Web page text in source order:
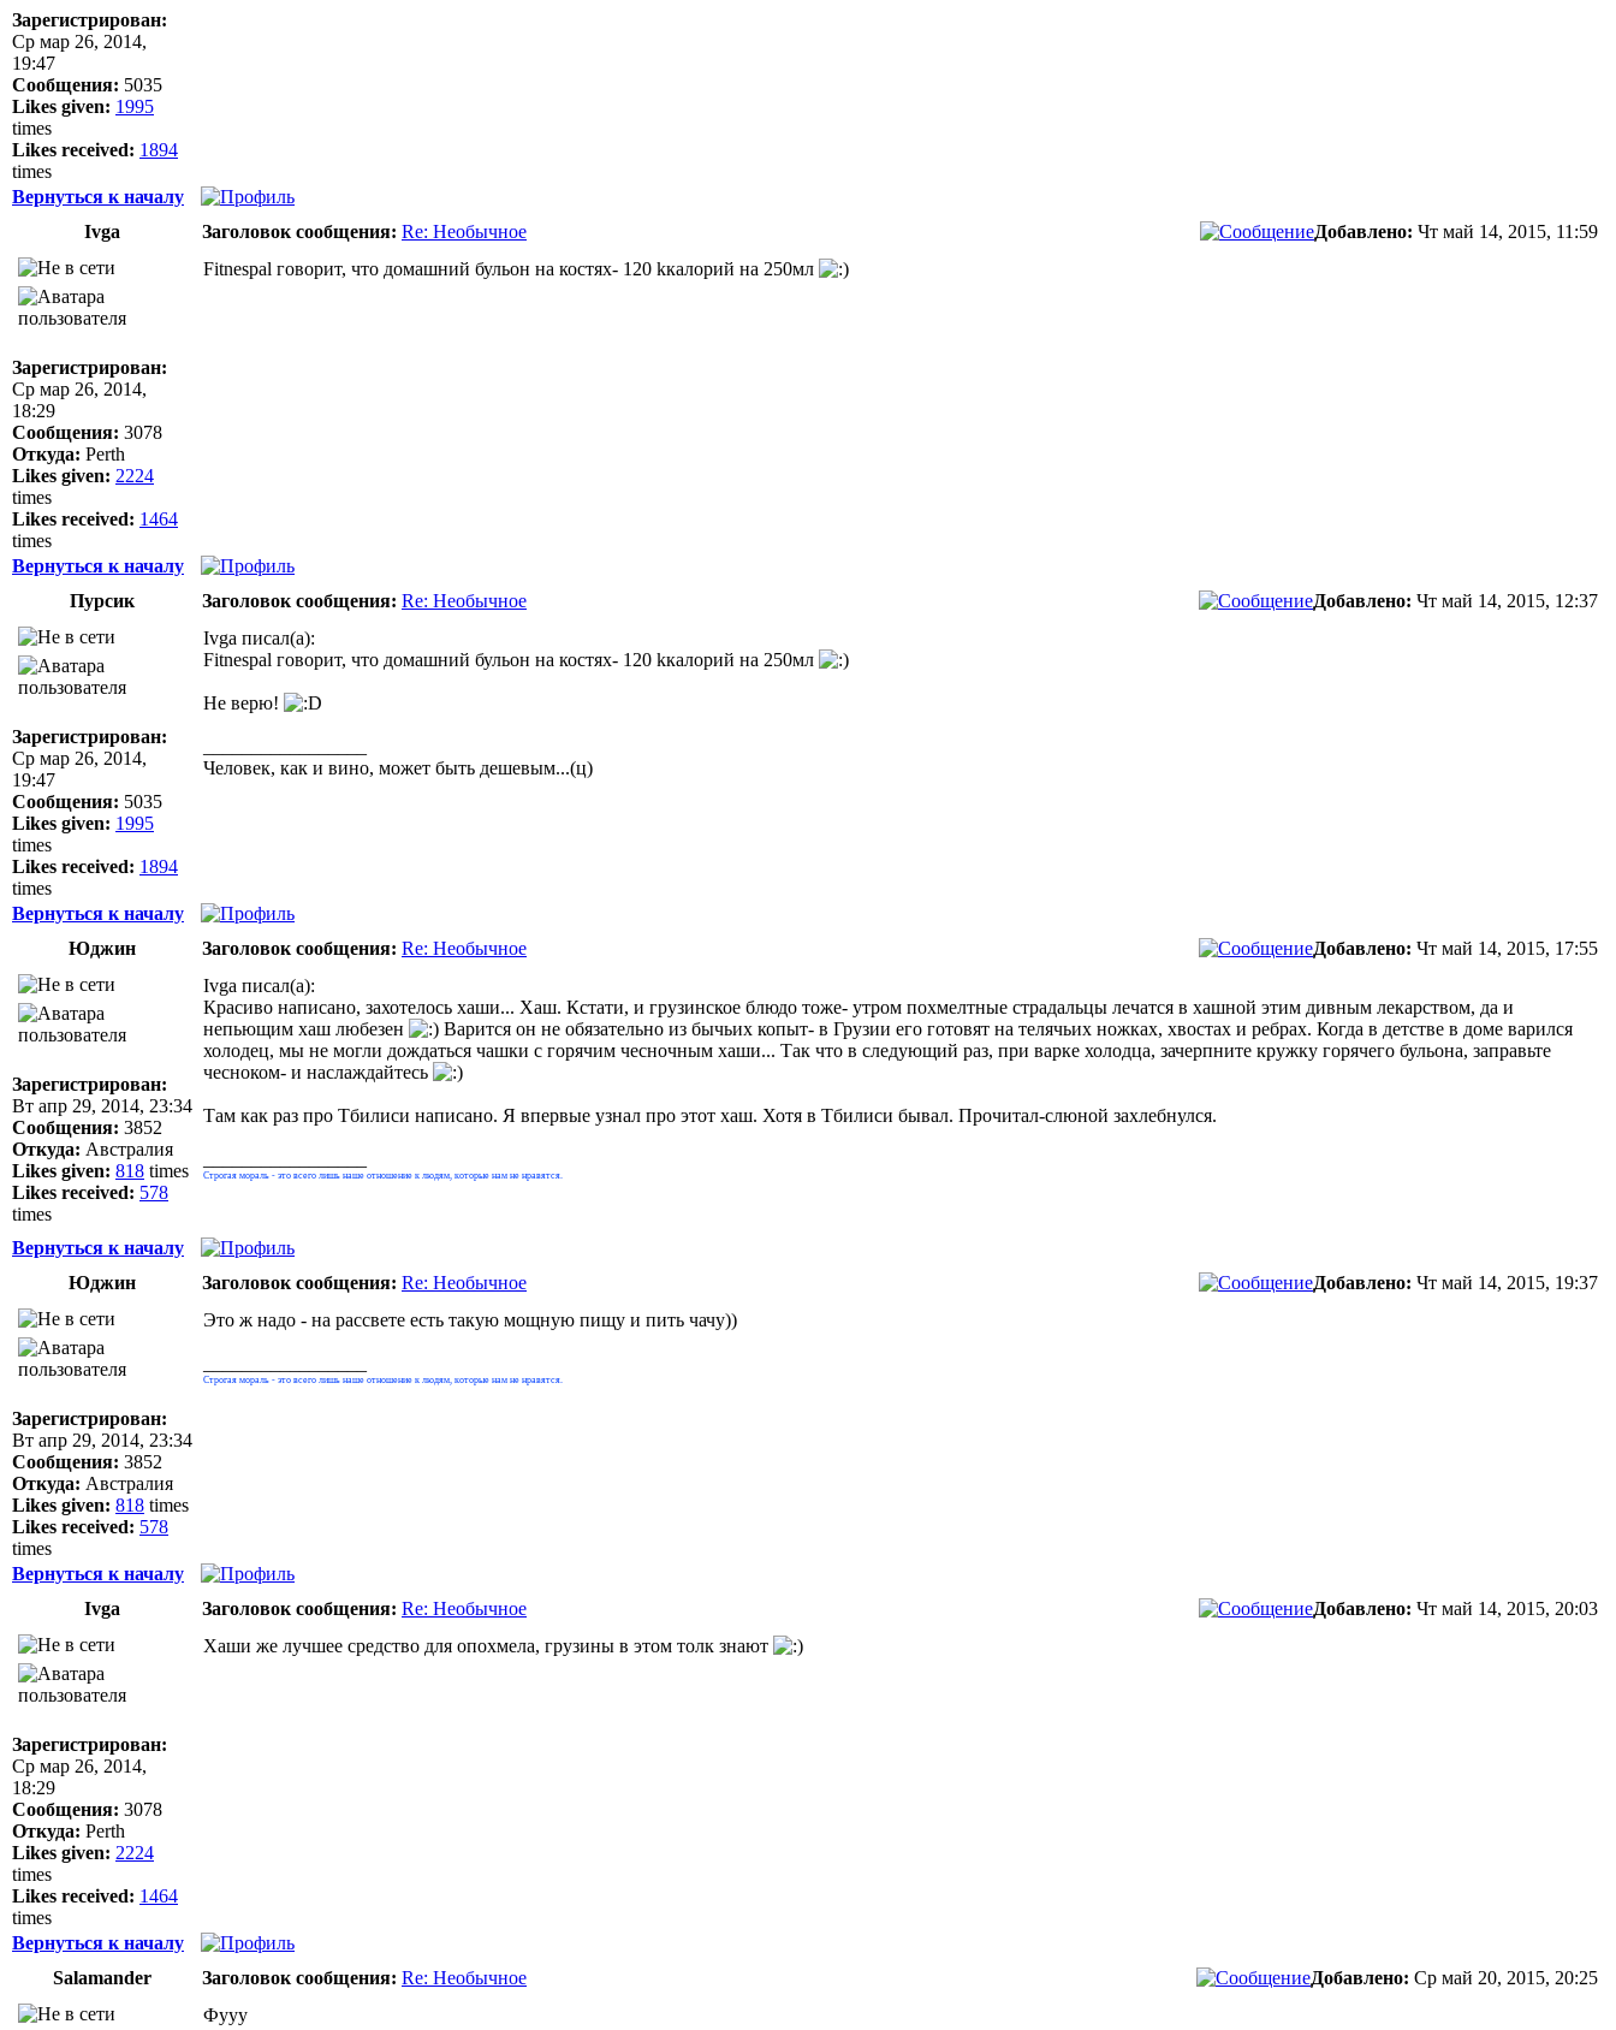
Зарегистрирован:
Ср мар 26, 2014,
19:47
Сообщения: 5035
Likes given: 1995
times
Likes received: 1894
times
Вернуться к началу
Ivga
Заголовок сообщения: Re: Необычное Добавлено: Чт май 14, 2015, 11:59
Зарегистрирован:
Ср мар 26, 2014,
18:29
Сообщения: 3078
Откуда: Perth
Likes given: 2224
times
Likes received: 1464
times
Fitnespal говорит, что домашний бульон на костях- 120 kкалорий на 250мл
Вернуться к началу
Пурсик
Заголовок сообщения: Re: Необычное Добавлено: Чт май 14, 2015, 12:37
Зарегистрирован:
Ср мар 26, 2014,
19:47
Сообщения: 5035
Likes given: 1995
times
Likes received: 1894
times
Ivga писал(а):
Fitnespal говорит, что домашний бульон на костях- 120 kкалорий на 250мл
Не верю!
Человек, как и вино, может быть дешевым...(ц)
Вернуться к началу
Юджин
Заголовок сообщения: Re: Необычное Добавлено: Чт май 14, 2015, 17:55
Зарегистрирован:
Вт апр 29, 2014, 23:34
Сообщения: 3852
Откуда: Австралия
Likes given: 818 times
Likes received: 578
times
Ivga писал(а):
Красиво написано, захотелось хаши... Хаш. Кстати, и грузинское блюдо тоже- утром похмелтные страдальцы лечатся в хашной этим дивным лекарством, да и
непьющим хаш любезен
Варится он не обязательно из бычьих копыт- в Грузии его готовят на телячьих ножках, хвостах и ребрах. Когда в детстве в доме варился
холодец, мы не могли дождаться чашки с горячим чесночным хаши... Так что в следующий раз, при варке холодца, зачерпните кружку горячего бульона, заправьте
чесноком- и наслаждайтесь
Там как раз про Тбилиси написано. Я впервые узнал про этот хаш. Хотя в Тбилиси бывал. Прочитал-слюной захлебнулся.
Строгая мораль - это всего лишь наше отношение к людям, которые нам не нравятся.
Вернуться к началу
Юджин
Заголовок сообщения: Re: Необычное Добавлено: Чт май 14, 2015, 19:37
Зарегистрирован:
Вт апр 29, 2014, 23:34
Сообщения: 3852
Откуда: Австралия
Likes given: 818 times
Likes received: 578
times
Это ж надо - на рассвете есть такую мощную пищу и пить чачу))
Строгая мораль - это всего лишь наше отношение к людям, которые нам не нравятся.
Вернуться к началу
Ivga
Заголовок сообщения: Re: Необычное Добавлено: Чт май 14, 2015, 20:03
Зарегистрирован:
Ср мар 26, 2014,
18:29
Сообщения: 3078
Откуда: Perth
Likes given: 2224
times
Likes received: 1464
times
Хаши же лучшее средство для опохмела, грузины в этом толк знают
Вернуться к началу
Salamander
Заголовок сообщения: Re: Необычное Добавлено: Ср май 20, 2015, 20:25
Фууу